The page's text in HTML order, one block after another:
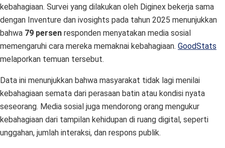
kebahagiaan. Survei yang dilakukan oleh Diginex bekerja sama
dengan Inventure dan ivosights pada tahun 2025 menunjukkan
bahwa 79 persen responden menyatakan media sosial
memengaruhi cara mereka memaknai kebahagiaan. GoodStats
melaporkan temuan tersebut.
Data ini menunjukkan bahwa masyarakat tidak lagi menilai
kebahagiaan semata dari perasaan batin atau kondisi nyata
seseorang. Media sosial juga mendorong orang mengukur
kebahagiaan dari tampilan kehidupan di ruang digital, seperti
unggahan, jumlah interaksi, dan respons publik.